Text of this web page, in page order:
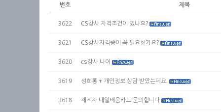
번호 제목
3622 CS강사 자격조건이 있나요?
3621 CS강사자격증이 꼭 필요한가요?
3620 cs강사 나이
3619 성희롱 + 개인정보 상담 받았는데요.
3618 재직자 내일배움카드 문의합니다